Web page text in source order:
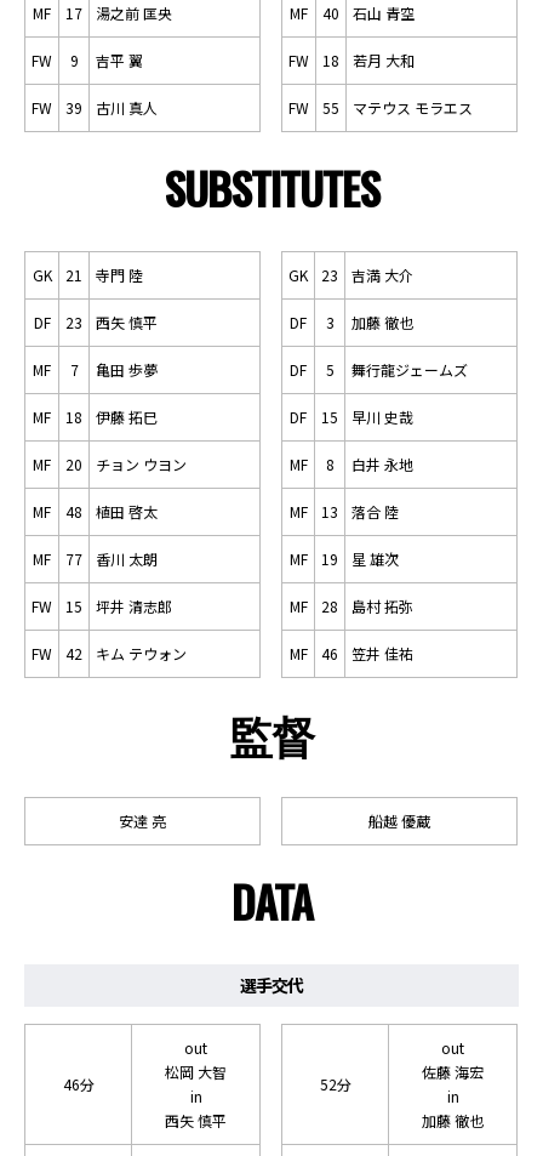
MF 17 湯之前 匡央
FW 9 吉平 翼
FW 39 古川 真人
MF 40 石山 青空
FW 18 若月 大和
FW 55 マテウス モラエス
SUBSTITUTES
GK 21 寺門 陸
DF 23 西矢 慎平
MF 7 亀田 歩夢
MF 18 伊藤 拓巳
MF 20 チョン ウヨン
MF 48 植田 啓太
MF 77 香川 太朗
FW 15 坪井 清志郎
FW 42 キム テウォン
GK 23 吉満 大介
DF 3 加藤 徹也
DF 5 舞行龍ジェームズ
DF 15 早川 史哉
MF 8 白井 永地
MF 13 落合 陸
MF 19 星 雄次
MF 28 島村 拓弥
MF 46 笠井 佳祐
監督
安達 亮 船越 優蔵
DATA
選手交代
46分
out
松岡 大智
in
西矢 慎平
52分
out
佐藤 海宏
in
加藤 徹也